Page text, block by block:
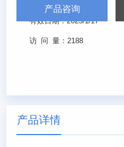
有效日期：2025/1/17
访 问 量： 2188
产品咨询
产品详情